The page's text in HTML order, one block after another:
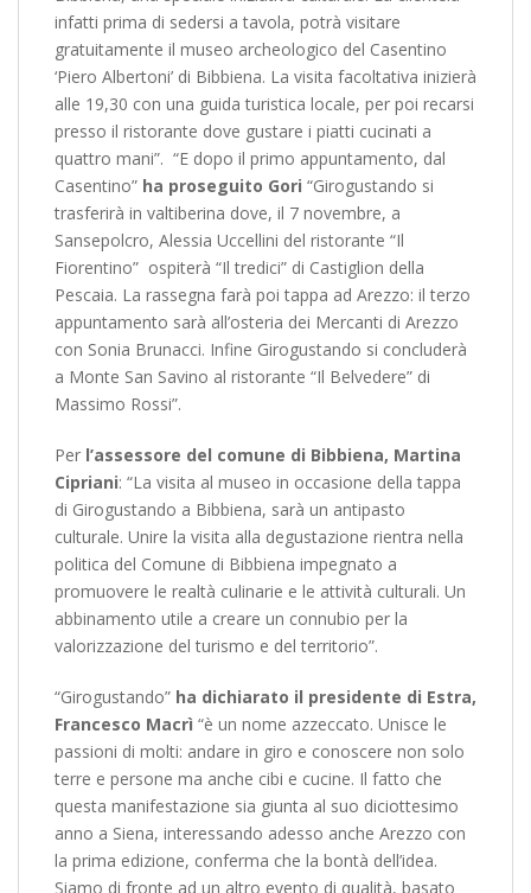
infatti prima di sedersi a tavola, potrà visitare
gratuitamente il museo archeologico del Casentino
‘Piero Albertoni’ di Bibbiena. La visita facoltativa inizierà
alle 19,30 con una guida turistica locale, per poi recarsi
presso il ristorante dove gustare i piatti cucinati a
quattro mani”. “E dopo il primo appuntamento, dal
Casentino” ha proseguito Gori “Girogustando si
trasferirà in valtiberina dove, il 7 novembre, a
Sansepolcro, Alessia Uccellini del ristorante “Il
Fiorentino” ospiterà “Il tredici” di Castiglion della
Pescaia. La rassegna farà poi tappa ad Arezzo: il terzo
appuntamento sarà all’osteria dei Mercanti di Arezzo
con Sonia Brunacci. Infine Girogustando si concluderà
a Monte San Savino al ristorante “Il Belvedere” di
Massimo Rossi”.
Per l’assessore del comune di Bibbiena, Martina
Cipriani: “La visita al museo in occasione della tappa
di Girogustando a Bibbiena, sarà un antipasto
culturale. Unire la visita alla degustazione rientra nella
politica del Comune di Bibbiena impegnato a
promuovere le realtà culinarie e le attività culturali. Un
abbinamento utile a creare un connubio per la
valorizzazione del turismo e del territorio”.
“Girogustando” ha dichiarato il presidente di Estra,
Francesco Macrì “è un nome azzeccato. Unisce le
passioni di molti: andare in giro e conoscere non solo
terre e persone ma anche cibi e cucine. Il fatto che
questa manifestazione sia giunta al suo diciottesimo
anno a Siena, interessando adesso anche Arezzo con
la prima edizione, conferma che la bontà dell’idea.
Siamo di fronte ad un altro evento di qualità, basato